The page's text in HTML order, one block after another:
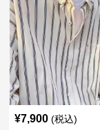
¥7,900 (税込)